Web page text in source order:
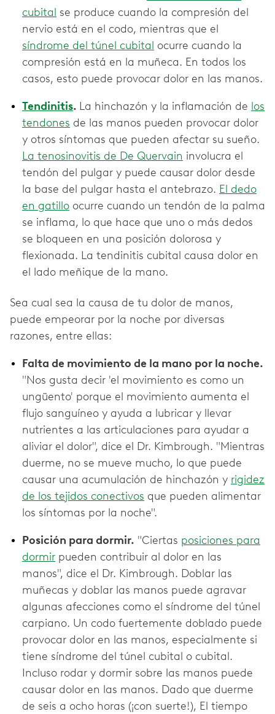
cubital se produce cuando la compresión del
nervio está en el codo, mientras que el
síndrome del túnel cubital ocurre cuando la
compresión está en la muñeca. En todos los
casos, esto puede provocar dolor en las manos.
Tendinitis. La hinchazón y la inflamación de los
tendones de las manos pueden provocar dolor
y otros síntomas que pueden afectar su sueño.
La tenosinovitis de De Quervain involucra el
tendón del pulgar y puede causar dolor desde
la base del pulgar hasta el antebrazo. El dedo
en gatillo ocurre cuando un tendón de la palma
se inflama, lo que hace que uno o más dedos
se bloqueen en una posición dolorosa y
flexionada. La tendinitis cubital causa dolor en
el lado meñique de la mano.
Sea cual sea la causa de tu dolor de manos,
puede empeorar por la noche por diversas
razones, entre ellas:
Falta de movimiento de la mano por la noche.
"Nos gusta decir 'el movimiento es como un
ungüento' porque el movimiento aumenta el
flujo sanguíneo y ayuda a lubricar y llevar
nutrientes a las articulaciones para ayudar a
aliviar el dolor", dice el Dr. Kimbrough. "Mientras
duerme, no se mueve mucho, lo que puede
causar una acumulación de hinchazón y rigidez
de los tejidos conectivos que pueden alimentar
los síntomas por la noche".
Posición para dormir. "Ciertas posiciones para
dormir pueden contribuir al dolor en las
manos", dice el Dr. Kimbrough. Doblar las
muñecas y doblar las manos puede agravar
algunas afecciones como el síndrome del túnel
carpiano. Un codo fuertemente doblado puede
provocar dolor en las manos, especialmente si
tiene síndrome del túnel cubital o cubital.
Incluso rodar y dormir sobre las manos puede
causar dolor en las manos. Dado que duerme
de seis a ocho horas (¡con suerte!), El tiempo